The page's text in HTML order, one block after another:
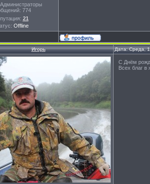
774
21
Offline
Игорь Дата: Среда,
С Днём
Всех благ